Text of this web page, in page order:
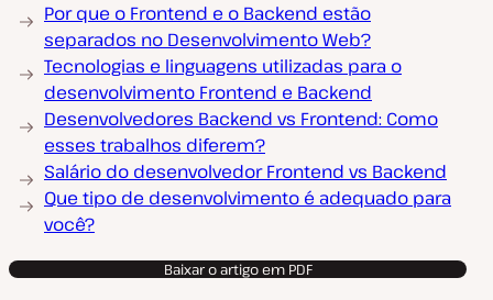
Por que o Frontend e o Backend estão
separados no Desenvolvimento Web?
Tecnologias e linguagens utilizadas para o
desenvolvimento Frontend e Backend
Desenvolvedores Backend vs Frontend: Como
esses trabalhos diferem?
Salário do desenvolvedor Frontend vs Backend
Que tipo de desenvolvimento é adequado para
você?
Baixar o artigo em PDF